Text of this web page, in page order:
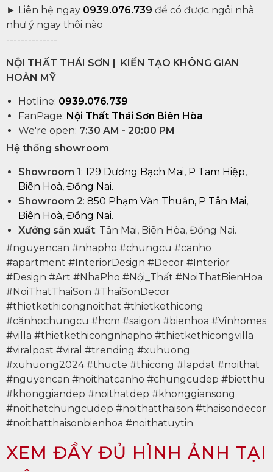
► Liên hệ ngay 0939.076.739 để có được ngôi nhà
như ý ngay thôi nào
--------------
NỘI THẤT THÁI SƠN | KIẾN TẠO KHÔNG GIAN
HOÀN MỸ
Hotline: 0939.076.739
FanPage: Nội Thất Thái Sơn Biên Hòa
We're open: 7:30 AM - 20:00 PM
Hệ thống showroom
Showroom 1: 129 Dương Bạch Mai, P Tam Hiệp,
Biên Hoà, Đồng Nai.
Showroom 2: 850 Phạm Văn Thuận, P Tân Mai,
Biên Hoà, Đồng Nai.
Xưởng sản xuất: Tân Mai, Biên Hòa, Đồng Nai.
#nguyencan #nhapho #chungcu #canho
#apartment #InteriorDesign #Decor #Interior
#Design #Art #NhaPho #Nội_Thất #NoiThatBienHoa
#NoiThatThaiSon #ThaiSonDecor
#thietkethicongnoithat #thietkethicong
#cănhochungcu #hcm #saigon #bienhoa #Vinhomes
#villa #thietkethicongnhapho #thietkethicongvilla
#viralpost #viral #trending #xuhuong
#xuhuong2024 #thucte #thicong #lapdat #noithat
#nguyencan #noithatcanho #chungcudep #bietthu
#khonggiandep #noithatdep #khonggiansong
#noithatchungcudep #noithatthaison #thaisondecor
#noithatthaisonbienhoa #noithatuytin
XEM ĐẦY ĐỦ HÌNH ẢNH TẠI